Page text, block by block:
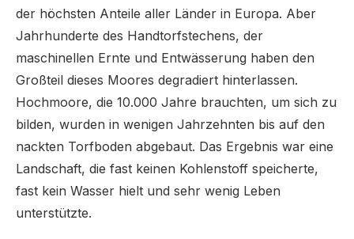
der höchsten Anteile aller Länder in Europa. Aber
Jahrhunderte des Handtorfstechens, der
maschinellen Ernte und Entwässerung haben den
Großteil dieses Moores degradiert hinterlassen.
Hochmoore, die 10.000 Jahre brauchten, um sich zu
bilden, wurden in wenigen Jahrzehnten bis auf den
nackten Torfboden abgebaut. Das Ergebnis war eine
Landschaft, die fast keinen Kohlenstoff speicherte,
fast kein Wasser hielt und sehr wenig Leben
unterstützte.